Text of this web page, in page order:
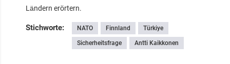
Ländern erörtern.
Stichworte: NATO Finnland Türkiye
Sicherheitsfrage Antti Kaikkonen